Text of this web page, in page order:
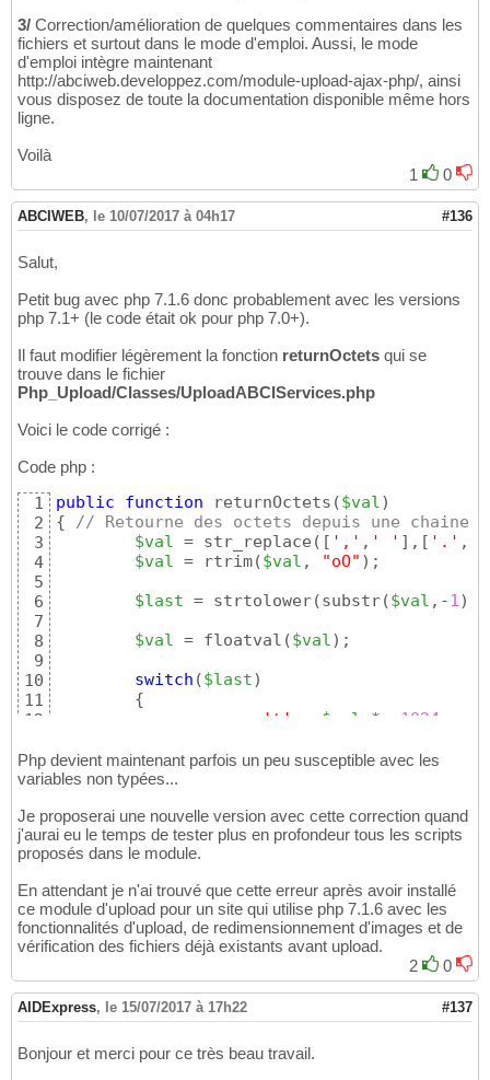
3/ Correction/amélioration de quelques commentaires dans les
fichiers et surtout dans le mode d'emploi. Aussi, le mode
d'emploi intègre maintenant
http://abciweb.developpez.com/module-upload-ajax-php/, ainsi
vous disposez de toute la documentation disponible même hors
ligne.
Voilà
1
0
ABCIWEB, le 10/07/2017 à 04h17 #136
Salut,
Petit bug avec php 7.1.6 donc probablement avec les versions
php 7.1+ (le code était ok pour php 7.0+).
Il faut modifier légèrement la fonction returnOctets qui se
trouve dans le fichier
Php_Upload/Classes/UploadABCIServices.php
Voici le code corrigé :
Code php :
1
2
3
4
5
6
7
8
9
10
11
12
14
15
17
18
public function returnOctets ($val)
{
// Retourne des octets depuis une chaine
$val = str_replace ( [ ',' , ' ' ] , [ '.' ,
$val = rtrim($val , "oO" ) ;
$last = strtolower(substr($val ,-1) )
$val = floatval ($val) ;
switch ($last)
{
't' $val *= 1024
case
'm' : $val *= 1024;
return $val
}
Php devient maintenant parfois un peu susceptible avec les
variables non typées...
Je proposerai une nouvelle version avec cette correction quand
j'aurai eu le temps de tester plus en profondeur tous les scripts
proposés dans le module.
En attendant je n'ai trouvé que cette erreur après avoir installé
ce module d'upload pour un site qui utilise php 7.1.6 avec les
fonctionnalités d'upload, de redimensionnement d'images et de
vérification des fichiers déjà existants avant upload.
2
0
AIDExpress, le 15/07/2017 à 17h22 #137
Bonjour et merci pour ce très beau travail.